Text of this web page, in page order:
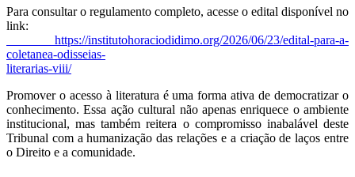
Para consultar o regulamento completo, acesse o edital disponível no
link:
https://institutohoraciodidimo.org/2026/06/23/edital-para-a-
coletanea-odisseias-
literarias-viii/
Promover o acesso à literatura é uma forma ativa de democratizar o
conhecimento. Essa ação cultural não apenas enriquece o ambiente
institucional, mas também reitera o compromisso inabalável deste
Tribunal com a humanização das relações e a criação de laços entre
o Direito e a comunidade.